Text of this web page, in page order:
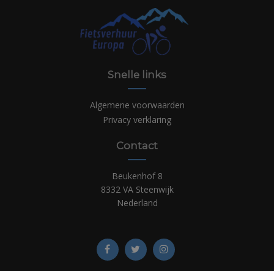
Snelle links
Algemene voorwaarden
Privacy verklaring
Contact
Beukenhof 8
8332 VA Steenwijk
Nederland